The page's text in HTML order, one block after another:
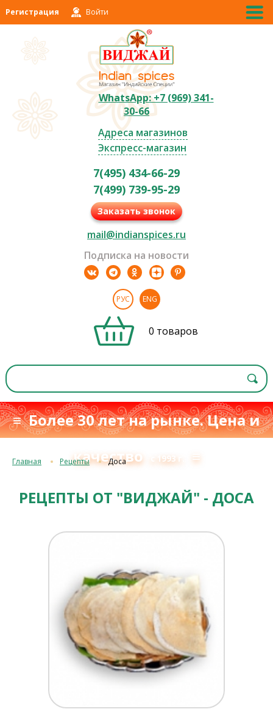
Регистрация Войти
WhatsApp: +7 (969) 341-
30-66
Адреса магазинов
Экспресс-магазин
7(495) 434-66-29
7(499) 739-95-29
Заказать звонок
mail@indianspices.ru
Подписка на новости
РУС ENG
0 товаров
≡ Более 30 лет на рынке. Цена и
качество
с 1993 г. ≡
Главная Рецепты Доса
РЕЦЕПТЫ ОТ "ВИДЖАЙ" - ДОСА